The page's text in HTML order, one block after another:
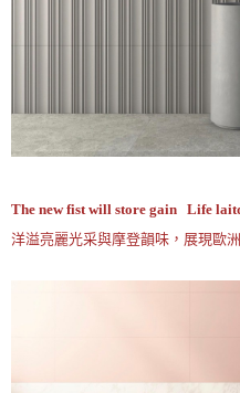
The new fist will store gain Life
洋溢亮麗光采與摩登韻味，展現歐